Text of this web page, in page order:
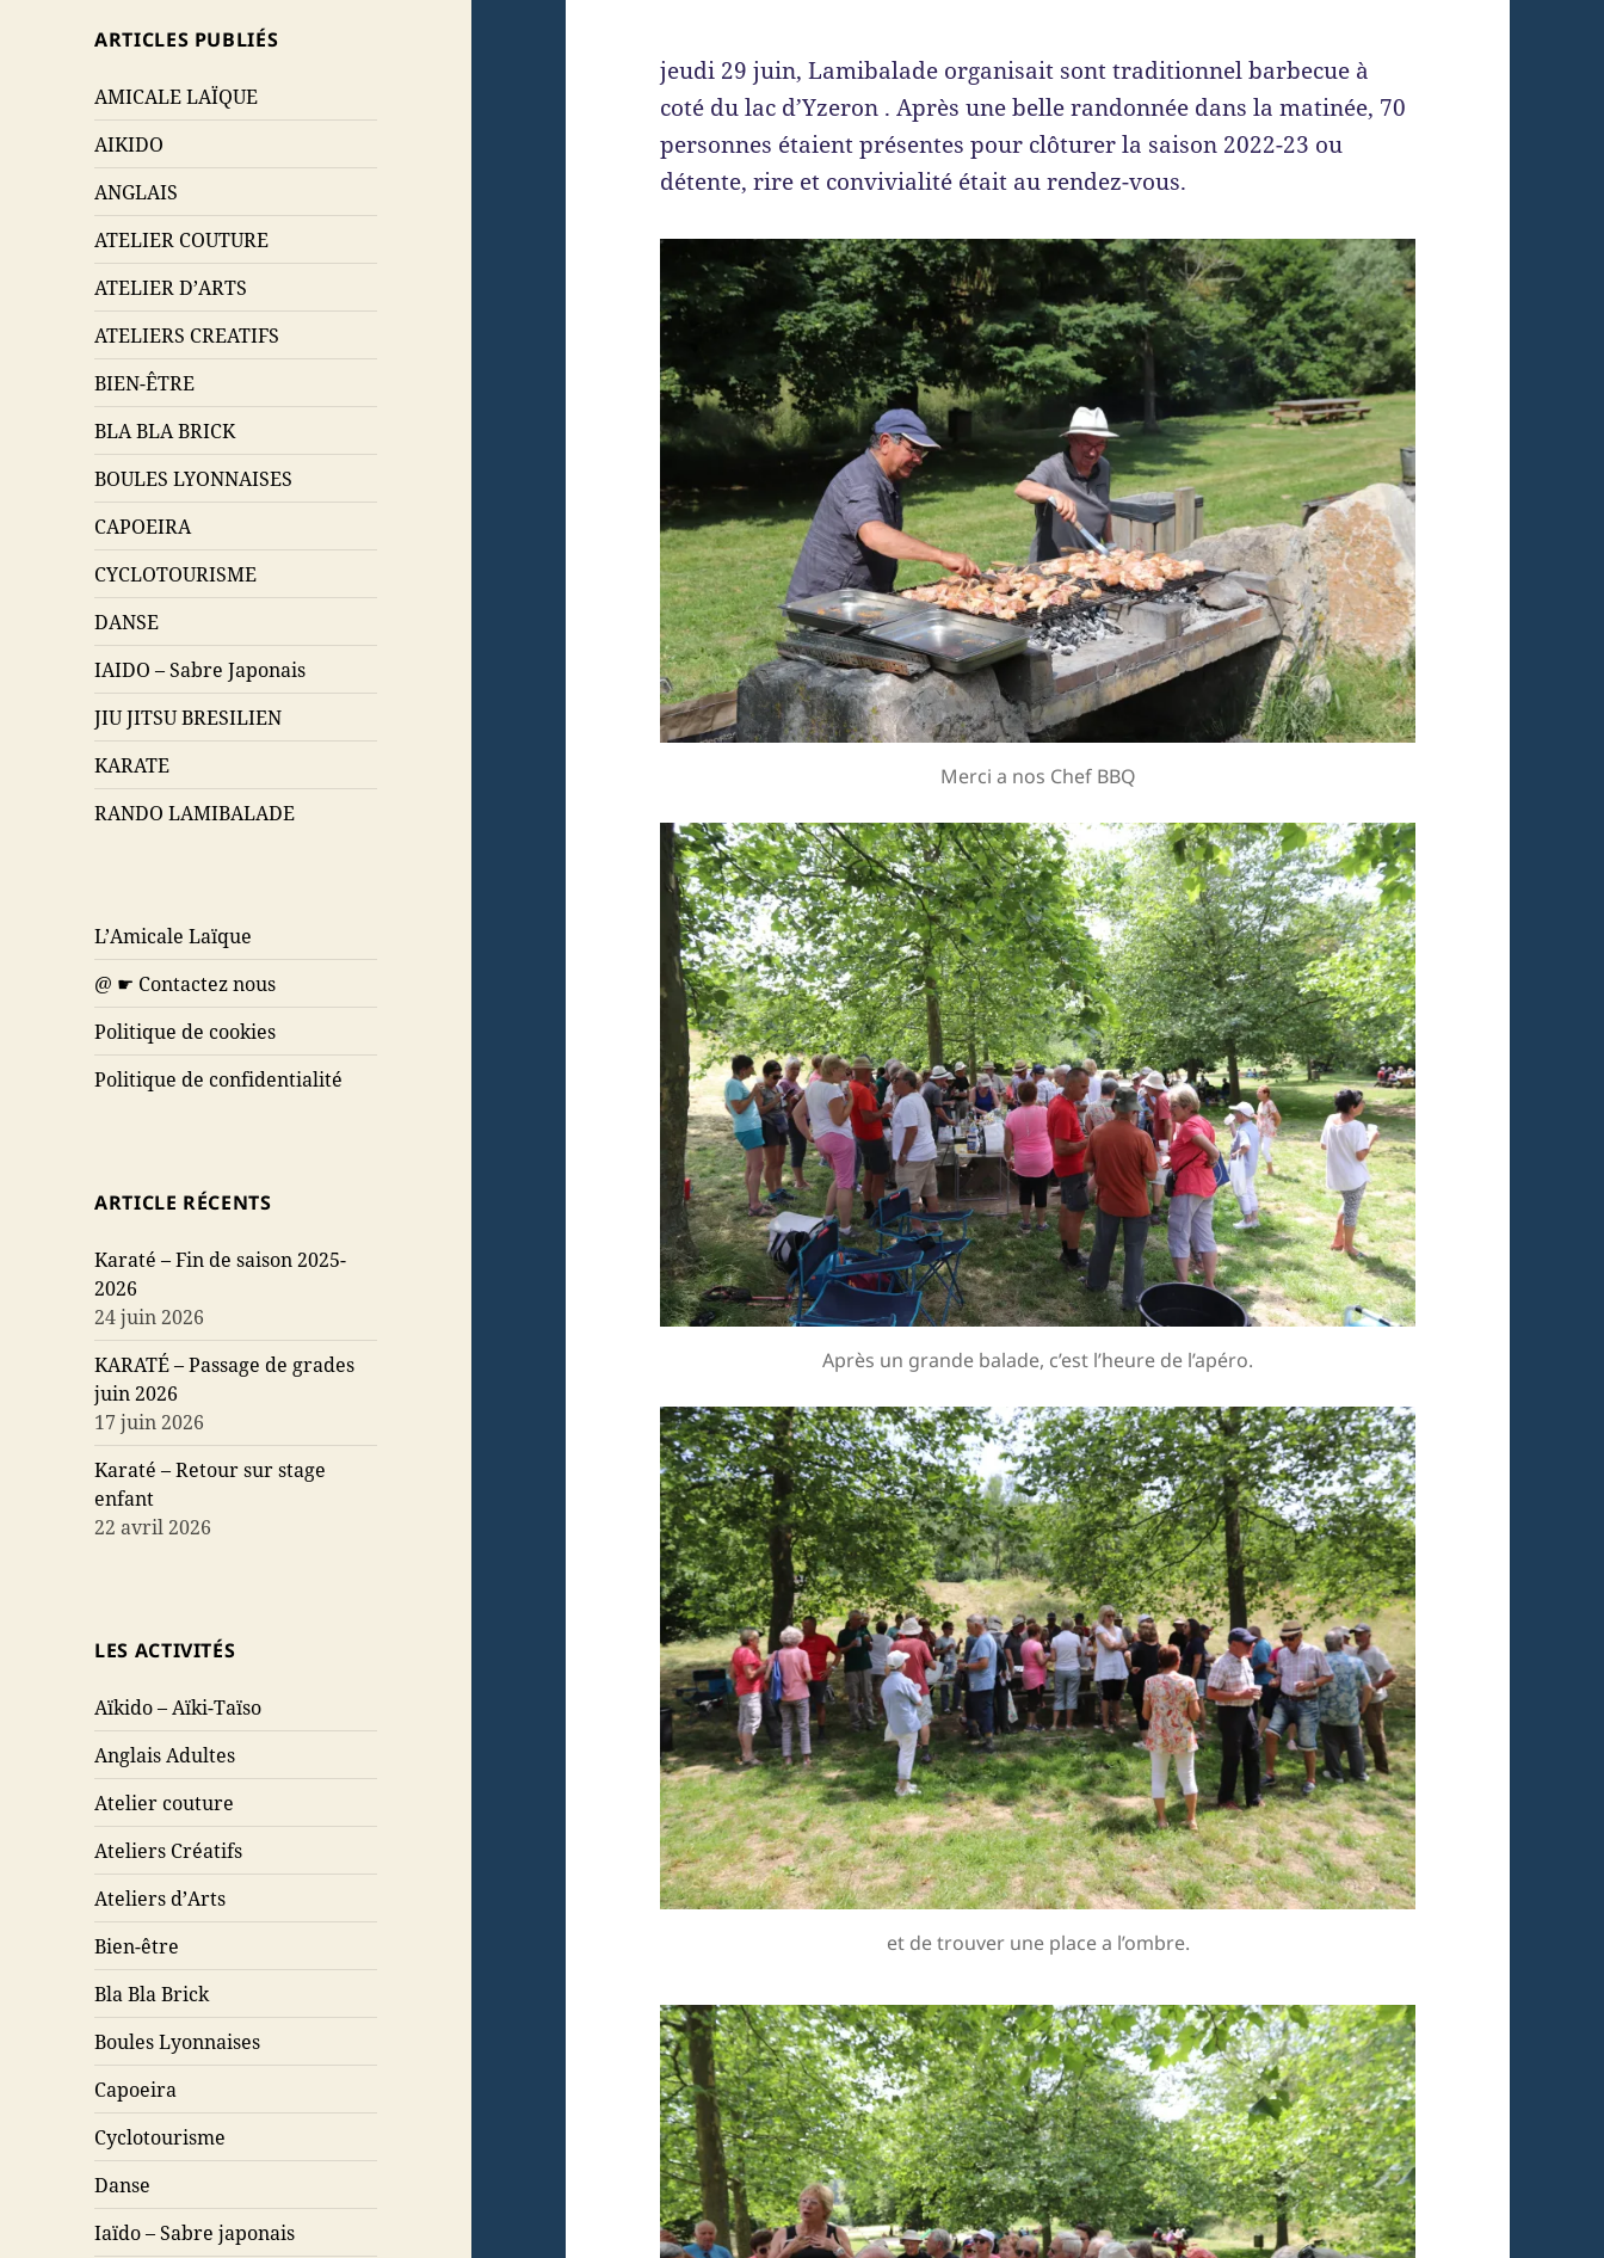
ARTICLES PUBLIÉS
AMICALE LAÏQUE
AIKIDO
ANGLAIS
ATELIER COUTURE
ATELIER D’ARTS
ATELIERS CREATIFS
BIEN-ÊTRE
BLA BLA BRICK
BOULES LYONNAISES
CAPOEIRA
CYCLOTOURISME
DANSE
IAIDO – Sabre Japonais
JIU JITSU BRESILIEN
KARATE
RANDO LAMIBALADE
L’Amicale Laïque
@ ☛ Contactez nous
Politique de cookies
Politique de confidentialité
ARTICLE RÉCENTS
Karaté – Fin de saison 2025-
2026
24 juin 2026
KARATÉ – Passage de grades
juin 2026
17 juin 2026
Karaté – Retour sur stage
enfant
22 avril 2026
LES ACTIVITÉS
Aïkido – Aïki-Taïso
Anglais Adultes
Atelier couture
Ateliers Créatifs
Ateliers d’Arts
Bien-être
Bla Bla Brick
Boules Lyonnaises
Capoeira
Cyclotourisme
Danse
Iaïdo – Sabre japonais
jeudi 29 juin, Lamibalade organisait sont traditionnel barbecue à
coté du lac d’Yzeron . Après une belle randonnée dans la matinée, 70
personnes étaient présentes pour clôturer la saison 2022-23 ou
détente, rire et convivialité était au rendez-vous.
Merci a nos Chef BBQ
Après un grande balade, c’est l’heure de l’apéro.
et de trouver une place a l’ombre.